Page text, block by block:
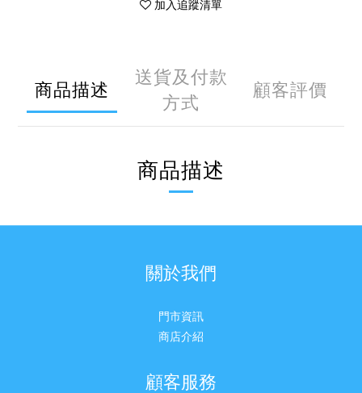
加入追蹤清單
商品描述
送貨及付款
方式
顧客評價
商品描述
關於我們
門市資訊
商店介紹
顧客服務